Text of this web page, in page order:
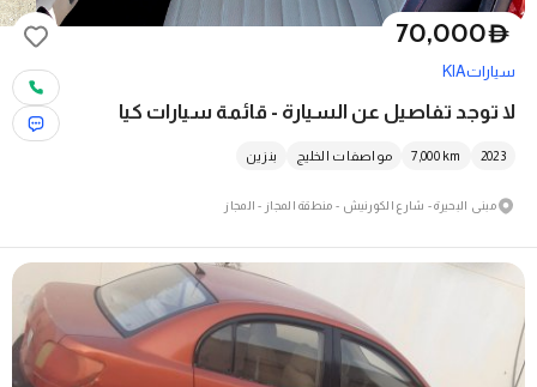
D
70,000
سياراتKIA
لا توجد تفاصيل عن السيارة - قائمة سيارات كيا
2023
7,000 km مواصفات الخليج بنزين
مبنى البحيرة - شارع الكورنيش - منطقة المجاز - المجاز